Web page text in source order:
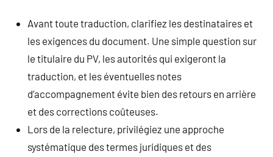
Avant toute traduction, clarifiez les destinataires et
les exigences du document. Une simple question sur
le titulaire du PV, les autorités qui exigeront la
traduction, et les éventuelles notes
d’accompagnement évite bien des retours en arrière
et des corrections coûteuses.
Lors de la relecture, privilégiez une approche
systématique des termes juridiques et des